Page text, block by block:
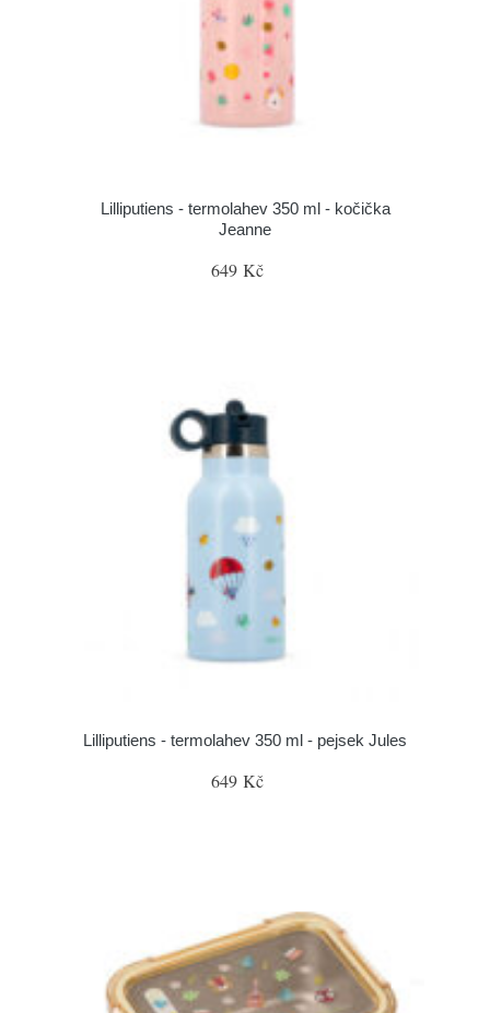
Lilliputiens - termolahev 350 ml - kočička
Jeanne
649 Kč
Lilliputiens - termolahev 350 ml - pejsek Jules
649 Kč